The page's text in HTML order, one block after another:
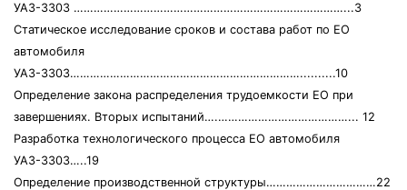
УАЗ-3303 ………………………………………………………………………...3
Статическое исследование сроков и состава работ по ЕО
автомобиля
УАЗ-3303……………………………………………………………..........10
Определение закона распределения трудоемкости ЕО при
завершениях. Вторых испытаний….…………………………………... 12
Разработка технологического процесса ЕО автомобиля
УАЗ-3303…..19
Определение производственной структуры……………………………22